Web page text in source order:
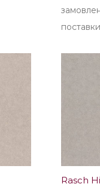
Rasch